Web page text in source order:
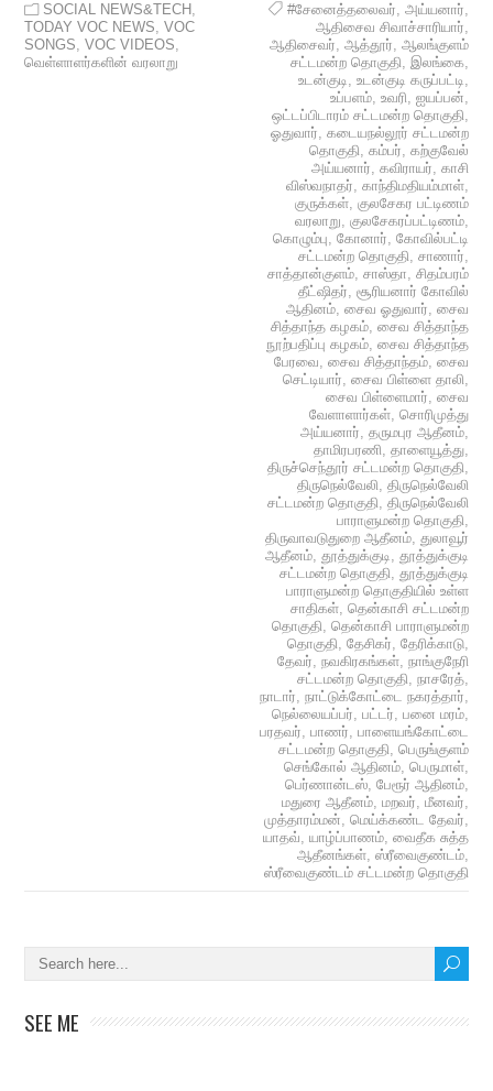
SOCIAL NEWS&TECH ,
TODAY VOC NEWS,VOC
SONGS,VOC VIDEOS,
வெள்ளாளர்களின் வரலாறு
#சேனைத்தலைவர், அய்யனார்,
ஆதிசைவ சிவாச்சாரியார்,
ஆதிசைவர், ஆத்தூர், ஆலங்குளம்
சட்டமன்ற தொகுதி, இலங்கை,
உடன்குடி, உடன்குடி கருப்பட்டி,
உப்பளம், உவரி, ஐயப்பன்,
ஒட்டப்பிடாரம் சட்டமன்ற தொகுதி,
ஓதுவார், கடையநல்லூர் சட்டமன்ற
தொகுதி, கம்பர், கற்குவேல்
அய்யனார், கவிராயர், காசி
விஸ்வநாதர், காந்திமதியம்மாள்,
குருக்கள், குலசேகர பட்டிணம்
வரலாறு, குலசேகரப்பட்டிணம்,
கொழும்பு, கோனார், கோவில்பட்டி
சட்டமன்ற தொகுதி, சாணார்,
சாத்தான்குளம், சாஸ்தா, சிதம்பரம்
தீட்ஷிதர், சூரியனார் கோவில்
ஆதினம், சைவ ஓதுவார், சைவ
சித்தாந்த கழகம், சைவ சித்தாந்த
நூற்பதிப்பு கழகம், சைவ சித்தாந்த
பேரவை, சைவ சித்தாந்தம், சைவ
செட்டியார், சைவ பிள்ளை தாலி,
சைவ பிள்ளைமார், சைவ
வேளாளார்கள், சொரிமுத்து
அய்யனார், தருமபுர ஆதீனம்,
தாமிரபரணி, தாளையூத்து,
திருச்செந்தூர் சட்டமன்ற தொகுதி,
திருநெல்வேலி, திருநெல்வேலி
சட்டமன்ற தொகுதி, திருநெல்வேலி
பாராளுமன்ற தொகுதி,
திருவாவடுதுறை ஆதீனம், துலாவூர்
ஆதீனம், தூத்துக்குடி, தூத்துக்குடி
சட்டமன்ற தொகுதி, தூத்துக்குடி
பாராளுமன்ற தொகுதியில் உள்ள
சாதிகள், தென்காசி சட்டமன்ற
தொகுதி, தென்காசி பாராளுமன்ற
தொகுதி, தேசிகர், தேரிக்காடு,
தேவர், நவகிரகங்கள், நாங்குநேரி
சட்டமன்ற தொகுதி, நாசரேத்,
நாடார், நாட்டுக்கோட்டை நகரத்தார்,
நெல்லையப்பர், பட்டர், பனை மரம்,
பரதவர், பாணர், பாளையங்கோட்டை
சட்டமன்ற தொகுதி, பெருங்குளம்
செங்கோல் ஆதினம், பெருமாள்,
பெர்ணான்டஸ், பேரூர் ஆதினம்,
மதுரை ஆதீனம், மறவர், மீனவர்,
முத்தாரம்மன், மெய்க்கண்ட தேவர்,
யாதவ், யாழ்ப்பாணம், வைதீக சுத்த
ஆதீனங்கள், ஸ்ரீவைகுண்டம்,
ஸ்ரீவைகுண்டம் சட்டமன்ற தொகுதி
SEE ME